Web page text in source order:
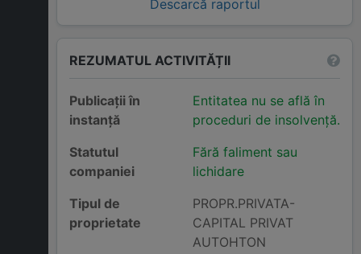
Descarcă raportul
REZUMATUL ACTIVITĂȚII
Publicații în
instanță
Entitatea nu se află în
proceduri de insolvență.
Statutul
companiei
Fără faliment sau
lichidare
Tipul de
proprietate
PROPR.PRIVATA-
CAPITAL PRIVAT
AUTOHTON